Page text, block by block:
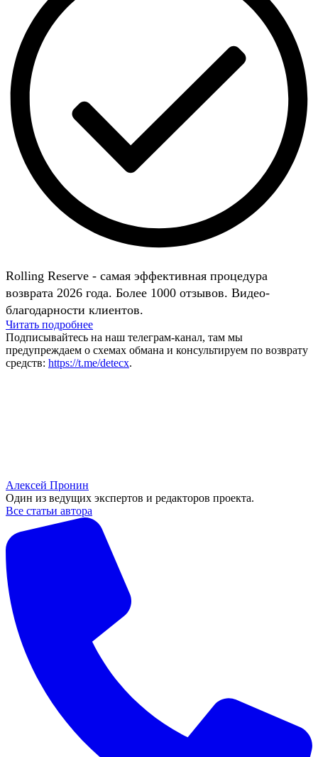
Rolling Reserve - самая эффективная процедура
возврата 2026 года. Более 1000 отзывов. Видео-
благодарности клиентов.
Читать подробнее
Подписывайтесь на наш телеграм-канал, там мы
предупреждаем о схемах обмана и консультируем по возврату
средств: https://t.me/detecx.
Алексей Пронин
Один из ведущих экспертов и редакторов проекта.
Все статьи автора